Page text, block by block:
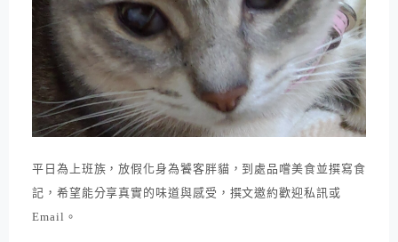
平日為上班族，放假化身為饕客胖貓，到處品嚐美食並撰寫食
記，希望能分享真實的味道與感受，撰文邀約歡迎私訊或
Email。